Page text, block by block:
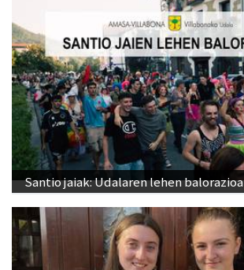
Santio jaiak: Udalaren lehen balorazioa